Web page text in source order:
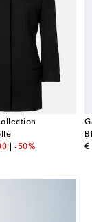
price
-50%
€